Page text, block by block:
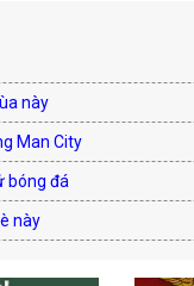
này
Man City
bóng đá
này